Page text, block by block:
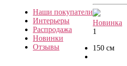
Наши покупатели
Интерьеры
Распродажа
Новинки
Отзывы
Новинка
1
150 см